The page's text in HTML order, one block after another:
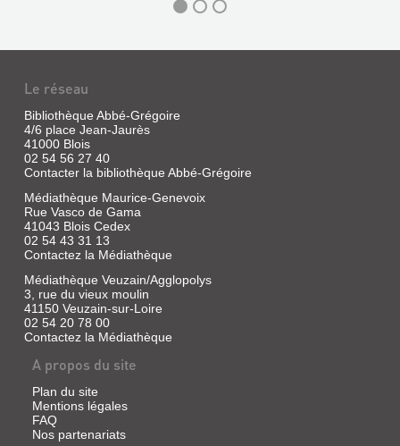
ROCHEUX.CHAPELLE
ET
CHÂTEAU
:
(COMMUNE
DE
FRÉTEVAL...
Livre
Leymarios,
Le réseau
Bibliothèque Abbé-Grégoire
4/6 place Jean-Jaurès
41000 Blois
02 54 56 27 40
Contacter la bibliothèque Abbé-Grégoire
Médiathèque Maurice-Genevoix
Rue Vasco de Gama
41043 Blois Cedex
02 54 43 31 13
Contactez la Médiathèque
Médiathèque Veuzain/Agglopolys
3, rue du vieux moulin
41150 Veuzain-sur-Loire
02 54 20 78 00
Contactez la Médiathèque
A propos du site
Plan du site
Mentions légales
FAQ
Nos partenariats